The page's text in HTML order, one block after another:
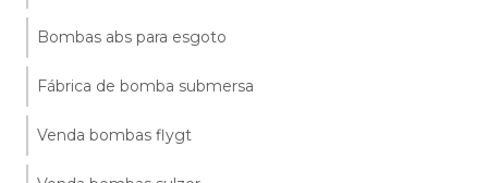
Bombas abs para esgoto
Fábrica de bomba submersa
Venda bombas flygt